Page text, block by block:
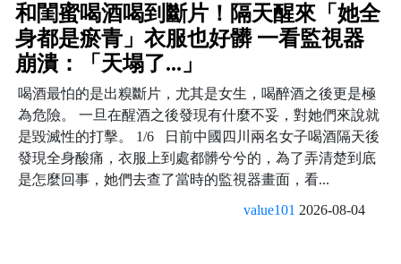
和閨蜜喝酒喝到斷片！隔天醒來「她全
身都是瘀青」衣服也好髒 一看監視器
崩潰：「天塌了...」
喝酒最怕的是出糗斷片，尤其是女生，喝醉酒之後更是極
為危險。 一旦在醒酒之後發現有什麼不妥，對她們來說就
是毀滅性的打擊。 1/6 日前中國四川兩名女子喝酒隔天後
發現全身酸痛，衣服上到處都髒兮兮的，為了弄清楚到底
是怎麼回事，她們去查了當時的監視器畫面，看...
value101 2026-08-04